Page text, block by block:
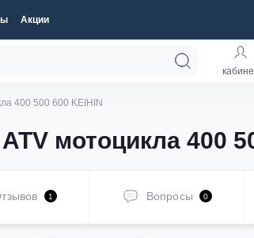
Акции
400 500 600 KEIHIN
мотоцикла 400
1 Вопросы 0